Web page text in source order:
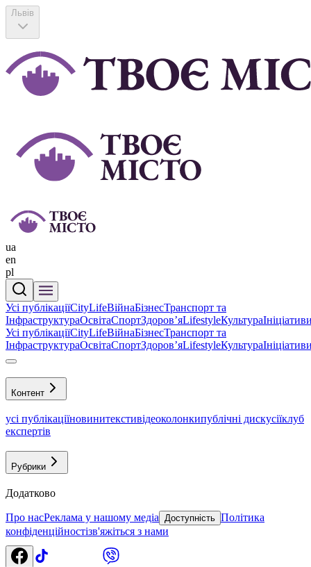
Львів
ua
en
pl
Усі публікаціїCityLifeВійнаБізнесТранспорт та
ІнфраструктураОсвітаСпортЗдоровʼяLifestyleКультура
Усі публікаціїCityLifeВійнаБізнесТранспорт та
ІнфраструктураОсвітаСпортЗдоровʼяLifestyleКультура
Контент
усі публікаціїновинитекстивідеоколонкипублічні дискусіїклуб
експертів
Рубрики
Додатково
Про насРеклама у нашому медіа Доступність Політика
конфіденційностізв'яжіться з нами